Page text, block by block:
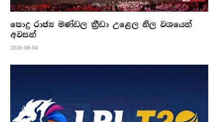
පොදු රාජ්‍ය මණ්ඩල ක්‍රීඩා උළෙල නිල වශයෙන්
අවසන්
2026-08-04